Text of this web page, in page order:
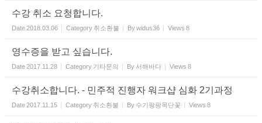
수강 취소 요청합니다.
Date2018.03.06 Category 취소환불 Bywidus36 Views 8
영수증을 받고 싶습니다.
Date2017.11.28 Category 기타문의 By 서해바다 Views 8
수강취소합니다. - 민주적 진행자 워크샵 심화 2기과정
Date2017.11.15 Category 취소환불 By 수기팡팡목단꽃 Views 8